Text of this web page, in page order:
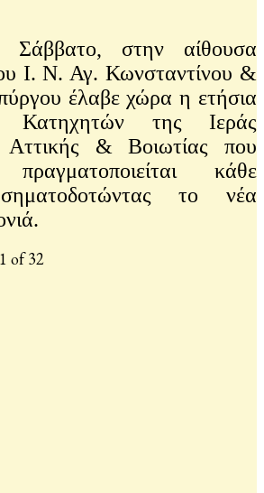
στην αίθουσα
Ι. Ν. Αγ. Κωνσταντίνου &
έλαβε χώρα η ετήσια
της Ιεράς
& Βοιωτίας που
πραγματοποιείται κάθε
το νέα